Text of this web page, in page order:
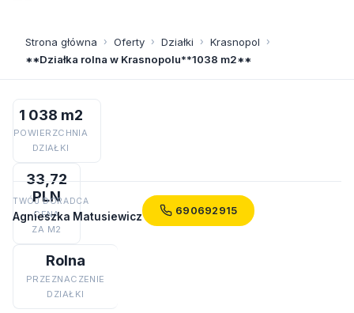
Strona główna › Oferty › Działki › Krasnopol ›
**Działka rolna w Krasnopolu**1038 m2**
1 038 m2
POWIERZCHNIA
DZIAŁKI
33,72
PLN
CENA
ZA M2
Rolna
PRZEZNACZENIE
DZIAŁKI
TWÓJ DORADCA
Agnieszka Matusiewicz 690692915